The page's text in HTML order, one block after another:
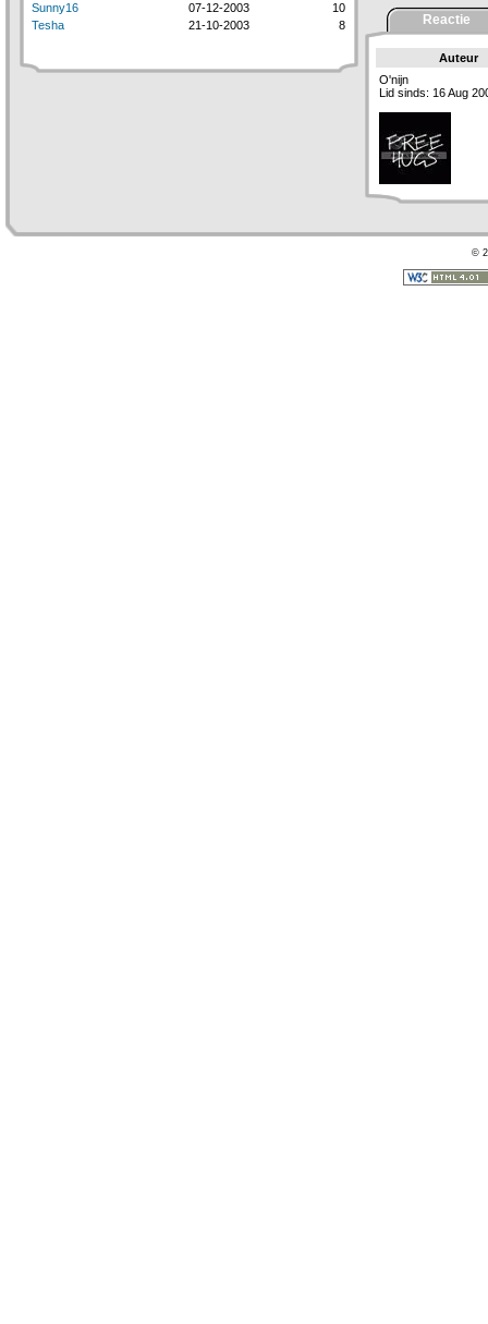
Sunny16
07-12-2003
10
Tesha
21-10-2003 8 Reactie
Auteur
O'nijn
Lid sinds: 16 Aug
©